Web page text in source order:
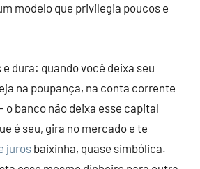
modelo que privilegia poucos e
dura: quando você deixa seu
na poupança, na conta corrente
o banco não deixa esse capital
é seu, gira no mercado e te
juros baixinha, quase simbólica.